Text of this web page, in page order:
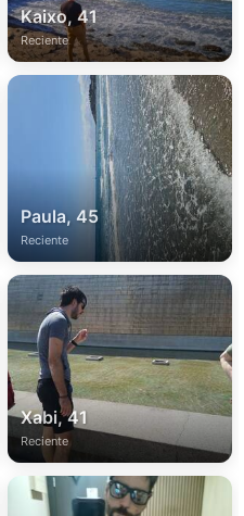
Kaixo, 41
Reciente
Paula, 45
Reciente
Xabi, 41
Reciente